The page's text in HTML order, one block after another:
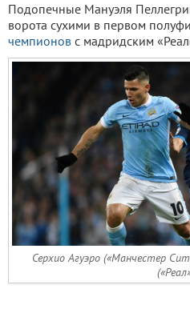
Подопечные Мануэля
ворота сухими в первом
чемпионов с мадридским
Серхио Агуэро («Манчестер